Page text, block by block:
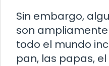
Sin embargo,
son
todo el mundo
pan, las papas,